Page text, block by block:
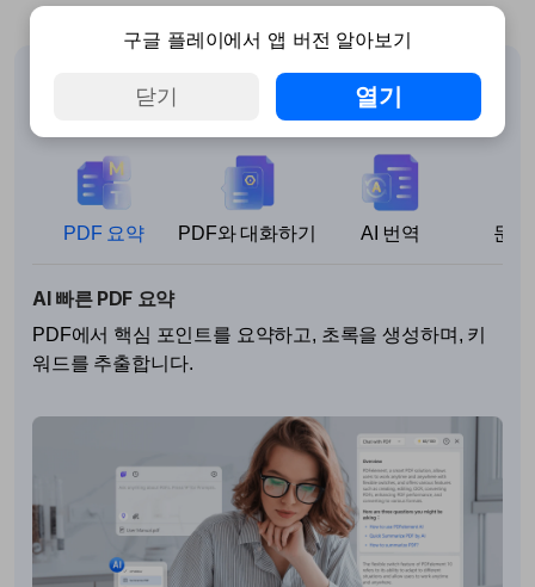
PDFelement AI 사용 방법
PDF 요약 PDF와 대화하기 AI 번역 문
AI 빠른 PDF 요약
PDF에서 핵심 포인트를 요약하고, 초록을 생성하며, 키
워드를 추출합니다.
구글 플레이에서 앱 버전 알아보기
닫기 열기